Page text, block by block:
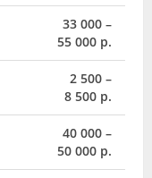
33 000 –
55 000 р.
2 500 –
8 500 р.
40 000 –
50 000 р.